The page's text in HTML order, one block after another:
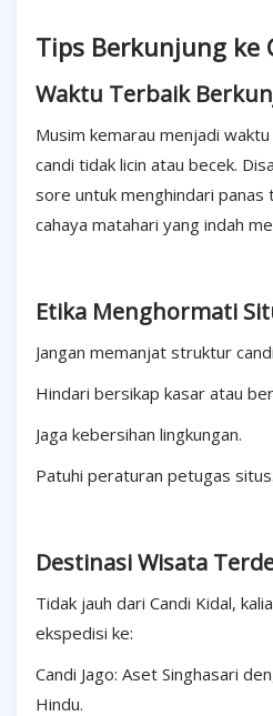
Tips Berkunjung ke
Waktu Terbaik
Musim kemarau menjadi
candi tidak licin atau becek.
sore untuk menghindari panas
cahaya matahari yang indah
Etika Menghormati
Jangan memanjat struktur
Hindari bersikap kasar atau
Jaga kebersihan lingkungan.
Patuhi peraturan petugas situs.
Destinasi Wisata
Tidak jauh dari Candi Kidal,
ekspedisi ke:
Candi Jago: Aset Singhasari
Hindu.